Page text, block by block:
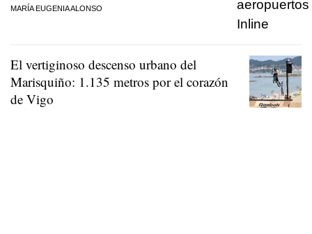
MARÍA EUGENIA ALONSO
El vertiginoso descenso urbano del
Marisquiño: 1.135 metros por el corazón
de Vigo